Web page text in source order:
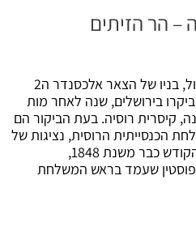
הר הזיתים
בשנת 1881 הדוכסים סגריי ופאוול, בניו של הצאר אלכסנדר ה2
של הצאר אלכסנדר ה3 ביקרו בירושלים, שנה לאחר מות
רוסיה. בעת הביקור הם
הרוסית, נציגות של
הכנסיה הרוסית הפועלת בארץ הקודש כבר משנת 1848,
שעמד בראש המשלחת